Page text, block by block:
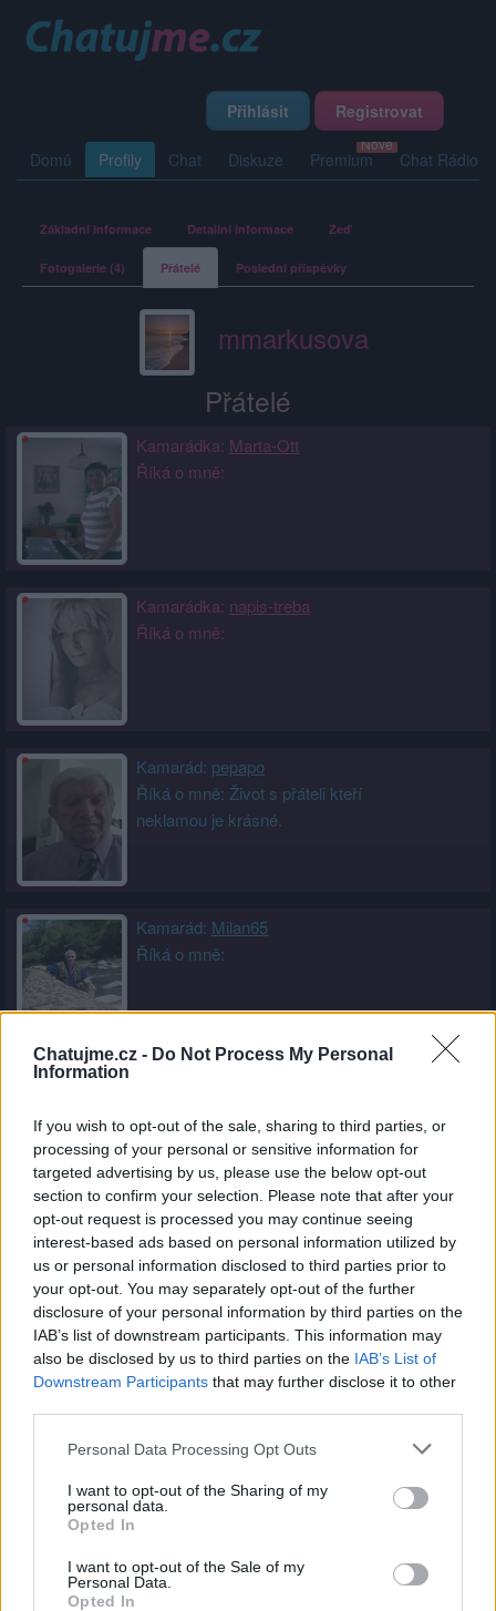
Chatujme.cz - Do Not Process My Personal
Information
If you wish to opt-out of the sale, sharing to third parties, or
processing of your personal or sensitive information for
targeted advertising by us, please use the below opt-out
section to confirm your selection. Please note that after your
opt-out request is processed you may continue seeing
interest-based ads based on personal information utilized by
us or personal information disclosed to third parties prior to
your opt-out. You may separately opt-out of the further
disclosure of your personal information by third parties on the
IAB’s list of downstream participants. This information may
also be disclosed by us to third parties on the IAB’s List of
Downstream Participants that may further disclose it to other
Personal Data Processing Opt Outs
I want to opt-out of the Sharing of my
personal data.
Opted In
I want to opt-out of the Sale of my
Personal Data.
Opted In
Přihlásit Registrovat
Domů Profily Chat Diskuze Premium Chat Rádio
Základní informace Detailní informace Zeď
Fotogalerie (4) Přátelé Poslední příspěvky
mmarkusova
Přátelé
Kamarádka: Marta-Ott
Říká o mně:
Kamarádka: napis-treba
Říká o mně:
Kamarád: pepapo
Říká o mně: Život s přáteli kteří
neklamou je krásné.
Kamarád: Milan65
Říká o mně:
Kamarádka:slunecnice50
Říká o mně:
Kamarád:melvinalmond
Kamarád:kadolec